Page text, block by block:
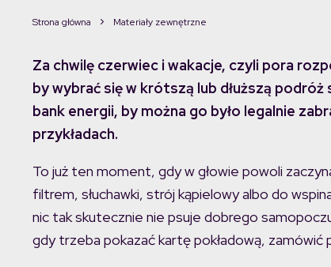
Strona główna Materiały zewnętrzne
Za chwilę czerwiec i wakacje, czyli pora
by wybrać się w krótszą lub dłuższą
bank energii, by można go było legalnie
przykładach.
To już ten moment, gdy w głowie powoli
filtrem, słuchawki, strój kąpielowy albo do
nic tak skutecznie nie psuje dobrego
gdy trzeba pokazać kartę pokładową,